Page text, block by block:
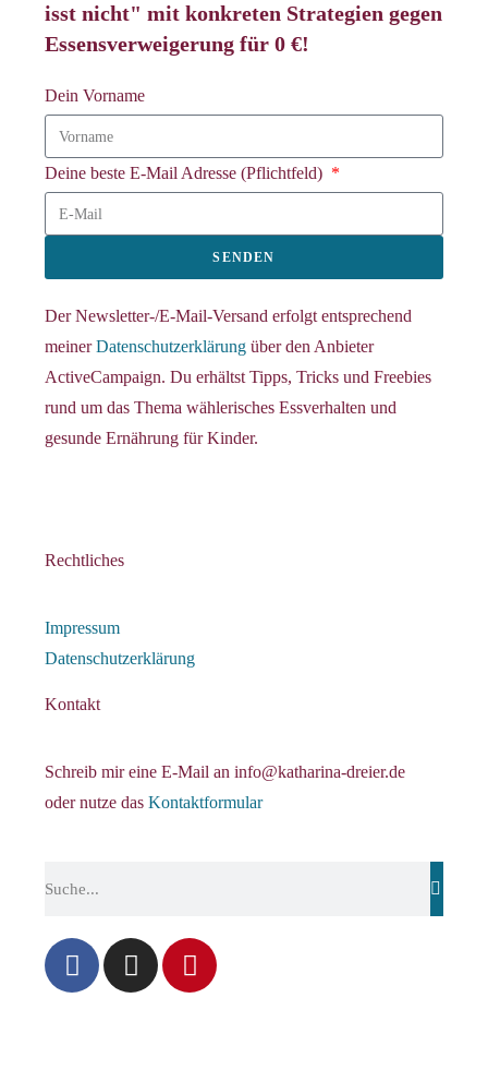
isst nicht" mit konkreten Strategien gegen
Essensverweigerung für 0 €!
Dein Vorname
Deine beste E-Mail Adresse (Pflichtfeld)
SENDEN
Der Newsletter-/E-Mail-Versand erfolgt entsprechend
meinerDatenschutzerklärung über den Anbieter
ActiveCampaign. Du erhältst Tipps, Tricks und Freebies
rund um das Thema wählerisches Essverhalten und
gesunde Ernährung für Kinder.
Rechtliches
Impressum
Datenschutzerklärung
Kontakt
Schreib mir eine E-Mail an info@katharina-dreier.de
oder nutze dasKontaktformular